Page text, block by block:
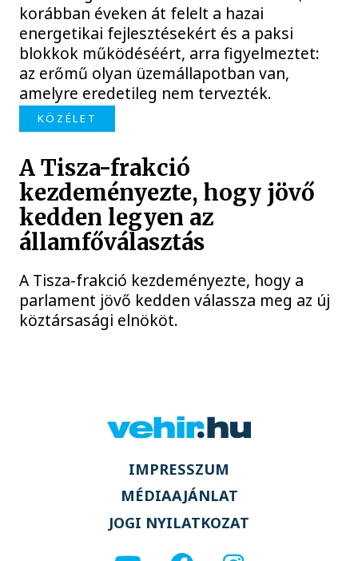
korábban éveken át felelt a hazai
energetikai fejlesztésekért és a paksi
blokkok működéséért, arra figyelmeztet:
az erőmű olyan üzemállapotban van,
amelyre eredetileg nem tervezték.
KÖZÉLET
A Tisza-frakció
kezdeményezte, hogy jövő
kedden legyen az
államfőválasztás
A Tisza-frakció kezdeményezte, hogy a
parlament jövő kedden válassza meg az új
köztársasági elnököt.
IMPRESSZUM
MÉDIAAJÁNLAT
JOGI NYILATKOZAT